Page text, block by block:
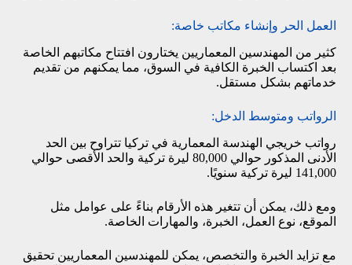
العمل الحر وإنشاء مكاتب خاصة:
كثير من المهندسين المعماريين يختارون افتتاح مكاتبهم الخاصة
بعد اكتساب الخبرة الكافية في السوق، مما يمكنهم من تقديم
خدماتهم بشكل مستقل.
الرواتب ومتوسط الدخل:
رواتب خريجي الهندسة المعمارية في تركيا تتراوح بين الحد
الأدنى المذكور حوالي 80,000 ليرة تركية والحد الأقصى حوالي
141,000 ليرة تركية سنويًا.
ومع ذلك، يمكن أن تتغير هذه الأرقام بناءً على عوامل مثل
الموقع، نوع العمل، الخبرة، والمهارات الخاصة.
مع تزايد الخبرة والتخصص، يمكن للمهندسين المعماريين تحقيق